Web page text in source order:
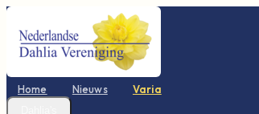
Home Nieuws Varia